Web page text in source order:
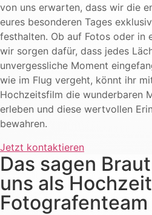
von uns erwarten, dass wir die
eures besonderen Tages
festhalten. Ob auf Fotos oder in
wir sorgen dafür, dass jedes
unvergessliche Moment
wie im Flug vergeht, könnt ihr
Hochzeitsfilm die wunderbaren
erleben und diese wertvollen
bewahren.
Jetzt kontaktieren
Das sagen
uns als
Fotografenteam